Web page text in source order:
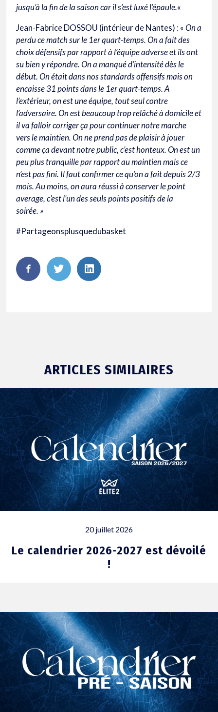
jusqu’à la fin de la saison car il s’est luxé l’épaule.«
Jean-Fabrice DOSSOU (intérieur de Nantes) : «On a
perdu ce match sur le 1er quart-temps. On a fait des
choix défensifs par rapport à l’équipe adverse et ils ont
su bien y répondre. On a manqué d’intensité dès le
début. On était dans nos standards offensifs mais on
encaisse 31 points dans le 1er quart-temps. A
l’extérieur, on est une équipe, tout seul contre
l’adversaire. On est beaucoup trop relâché à domicile et
il va falloir corriger ça pour continuer notre marche
vers le maintien. On ne prend pas de plaisir à jouer
comme ça devant notre public, c’est honteux. On est un
peu plus tranquille par rapport au maintien mais ce
n’est pas fini. Il faut confirmer ce qu’on a fait depuis 2/3
mois. Au moins, on aura réussi à conserver le point
average, c’est l’un des seuls points positifs de la
soirée. »
#Partageonsplusquedubasket
FaceBookTwitterLinkedIn
ARTICLES SIMILAIRES
20 juillet 2026
Le calendrier 2026-2027 est dévoilé
!